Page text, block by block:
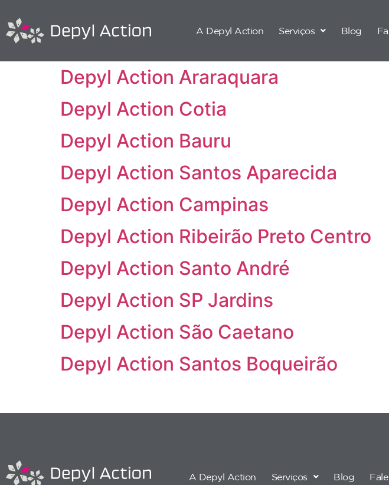
A Depyl Action Serviços Blog
Depyl Action Araraquara
Depyl Action Cotia
Depyl Action Bauru
Depyl Action Santos Aparecida
Depyl Action Campinas
Depyl Action Ribeirão Preto Centro
Depyl Action Santo André
Depyl Action SP Jardins
Depyl Action São Caetano
Depyl Action Santos Boqueirão
A Depyl Action Serviços Blog